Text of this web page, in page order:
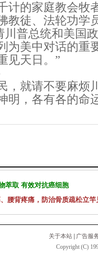
计的家庭教会牧
教徒、法轮功学
川普总统和美国
为美中对话的重
见天日。”
，就请不要麻烦
明，各有各的命
萃取 有效对抗癌细胞
腰背疼痛，防治骨质疏松立竿
关于本站 | 广告服
Copyright (C)